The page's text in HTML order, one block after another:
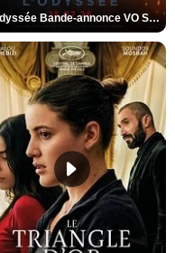
L'Odyssée Bande-annonce VO STFR